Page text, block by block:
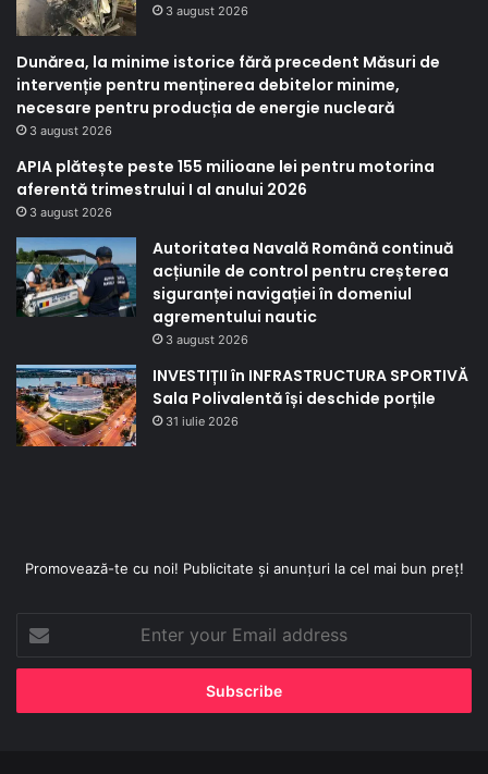
3 august 2026
Dunărea, la minime istorice fără precedent Măsuri de
intervenție pentru menținerea debitelor minime,
necesare pentru producția de energie nucleară
3 august 2026
APIA plătește peste 155 milioane lei pentru motorina
aferentă trimestrului I al anului 2026
3 august 2026
Autoritatea Navală Română continuă
acțiunile de control pentru creșterea
siguranței navigației în domeniul
agrementului nautic
3 august 2026
INVESTIȚII în INFRASTRUCTURA SPORTIVĂ
Sala Polivalentă își deschide porțile
31 iulie 2026
Promovează-te cu noi! Publicitate și anunțuri la cel mai bun preț!
your
Email